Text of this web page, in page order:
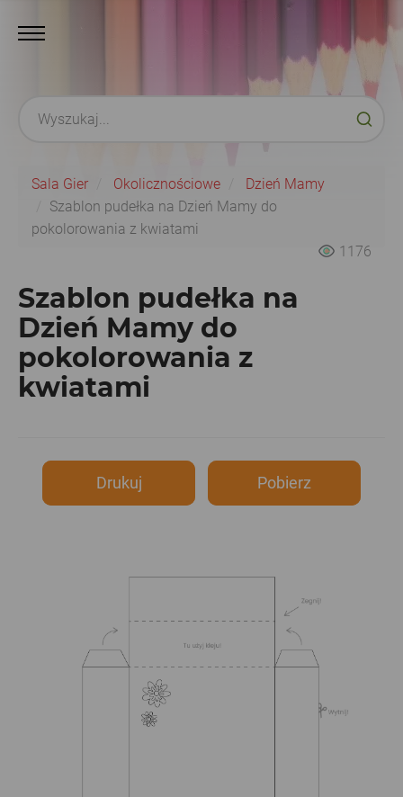
Sala Gier Okolicznościowe
Dzień Mamy
Szablon pudełka na Dzień Mamy do
pokolorowania z kwiatami
1176
Szablon pudełka na
Dzień Mamy do
pokolorowania z
kwiatami
Drukuj Pobierz